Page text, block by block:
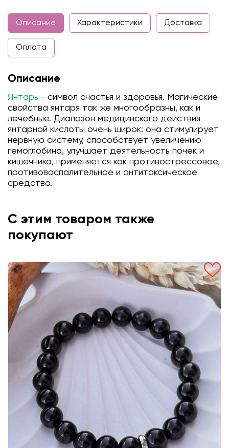
Описание Характеристики Доставка
Оплата
Описание
Янтарь - символ счастья и здоровья. Магические
свойства янтаря так же многообразны, как и
лечебные. Диапазон медицинского действия
янтарной кислоты очень широк: она стимулирует
нервную систему, способствует увеличению
гемоглобина, улучшает деятельность почек и
кишечника, применяется как противострессовое,
противовоспалительное и антитоксическое
средство.
С этим товаром также
покупают